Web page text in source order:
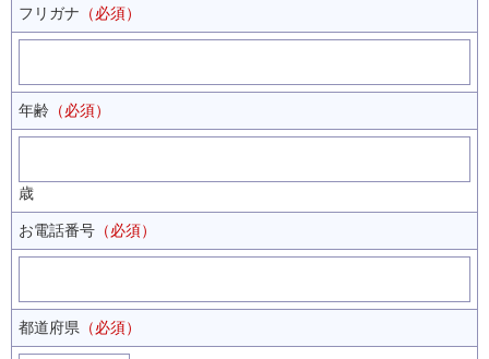
フリガナ （必須）
年齢 （必須）
歳
お電話番号 （必須）
都道府県 （必須）